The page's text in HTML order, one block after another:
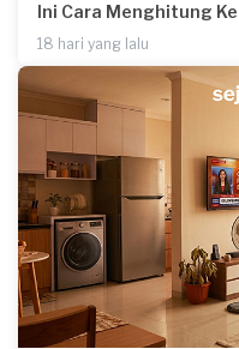
Ini Cara Menghitung
18 hari yang lalu